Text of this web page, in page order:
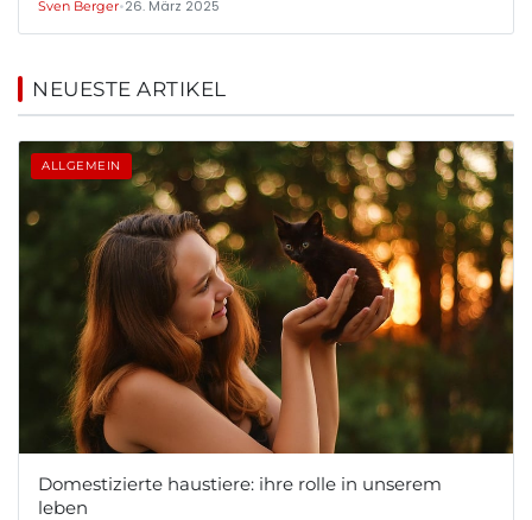
Sven Berger•26. März 2025
NEUESTE ARTIKEL
ALLGEMEIN
Domestizierte haustiere: ihre rolle in unserem
leben